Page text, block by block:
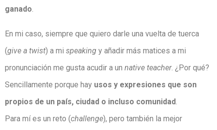
ganado
En mi caso, siempre que quiero darle una vuelta de tuerca
(give a twist) a mi speaking y añadir más matices a mi
pronunciación me gusta acudir a un native teacher. ¿Por qué?
Sencillamente porque hay usos y expresiones que son
propios de un país, ciudad o incluso comunidad
Para mí es un reto (challenge), pero también la mejor